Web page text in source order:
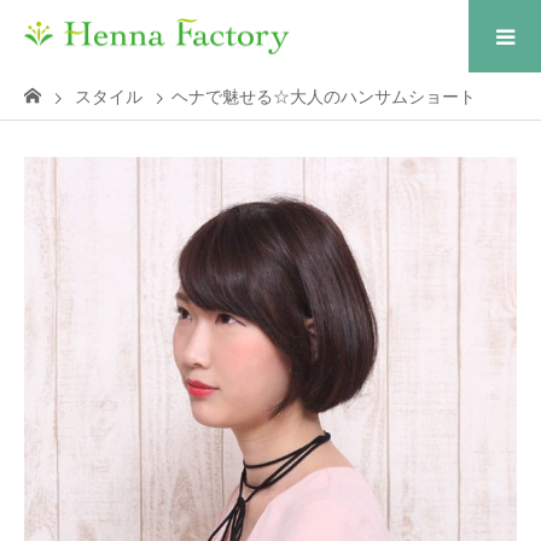
スタイル ヘナで魅せる☆大人のハンサムショート